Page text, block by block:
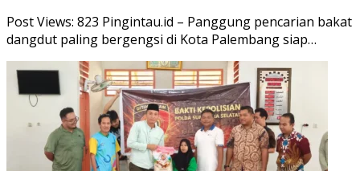
Post Views: 823 Pingintau.id – Panggung pencarian bakat
dangdut paling bergengsi di Kota Palembang siap…